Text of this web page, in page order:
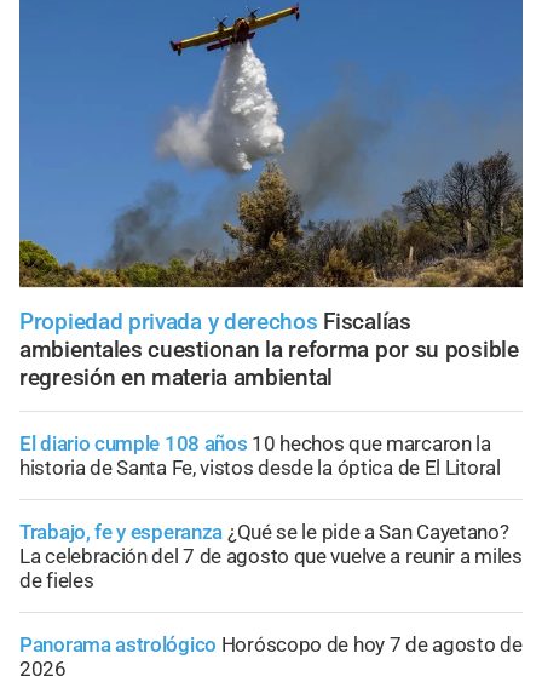
Propiedad privada y derechos Fiscalías
ambientales cuestionan la reforma por su posible
regresión en materia ambiental
El diario cumple 108 años 10 hechos que marcaron la
historia de Santa Fe, vistos desde la óptica de El Litoral
Trabajo, fe y esperanza ¿Qué se le pide a San Cayetano?
La celebración del 7 de agosto que vuelve a reunir a miles
de fieles
Panorama astrológico Horóscopo de hoy 7 de agosto de
2026